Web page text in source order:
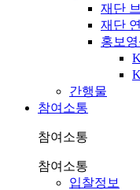
재단
재단
홍보
간행물
참여소통
참여소통
참여소통
입찰정보